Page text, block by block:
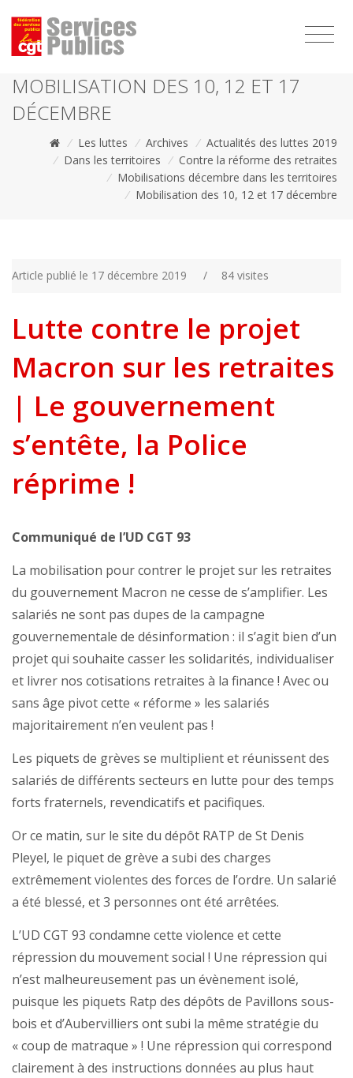
MOBILISATION DES 10, 12 ET 17
DÉCEMBRE
/ Les luttes / Archives / Actualités des luttes 2019
/ Dans les territoires / Contre la réforme des retraites
/ Mobilisations décembre dans les territoires
/ Mobilisation des 10, 12 et 17 décembre
Article publié le 17 décembre 2019 / 84 visites
Lutte contre le projet
Macron sur les retraites
| Le gouvernement
s’entête, la Police
réprime !
Communiqué de l’UD CGT 93
La mobilisation pour contrer le projet sur les retraites
du gouvernement Macron ne cesse de s’amplifier. Les
salariés ne sont pas dupes de la campagne
gouvernementale de désinformation : il s’agit bien d’un
projet qui souhaite casser les solidarités, individualiser
et livrer nos cotisations retraites à la finance ! Avec ou
sans âge pivot cette « réforme » les salariés
majoritairement n’en veulent pas !
Les piquets de grèves se multiplient et réunissent des
salariés de différents secteurs en lutte pour des temps
forts fraternels, revendicatifs et pacifiques.
Or ce matin, sur le site du dépôt RATP de St Denis
Pleyel, le piquet de grève a subi des charges
extrêmement violentes des forces de l’ordre. Un salarié
a été blessé, et 3 personnes ont été arrêtées.
L’UD CGT 93 condamne cette violence et cette
répression du mouvement social ! Une répression qui
n’est malheureusement pas un évènement isolé,
puisque les piquets Ratp des dépôts de Pavillons sous-
bois et d’Aubervilliers ont subi la même stratégie du
« coup de matraque » ! Une répression qui correspond
clairement à des instructions données au plus haut